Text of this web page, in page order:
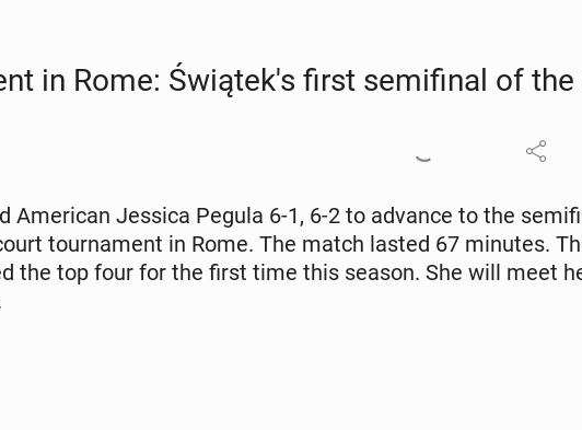
in Rome: Świątek's first semi­fi­nal of the
Amer­i­can Jessica Pegula 6-1, 6-2 to advance to the
tour­na­ment in Rome. The match lasted 67 minutes.
the top four for the first time this season. She will meet